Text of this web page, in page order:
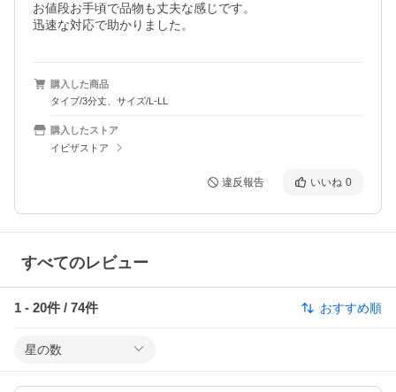
お値段お手頃で品物も丈夫な感じです。
迅速な対応で助かりました。
購入した商品
タイプ/3分丈、サイズ/L-LL
購入したストア
イビザストア
違反報告 いいね 0
すべてのレビュー
1 - 20件 / 74件 おすすめ順
星の数